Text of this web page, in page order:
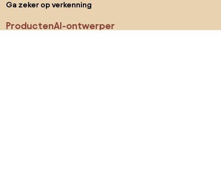
Ga zeker op verkenning
ProductenAI-ontwerper